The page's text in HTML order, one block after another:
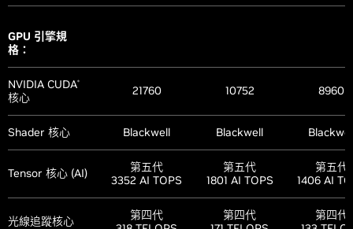
GPU 引擎規
格：
NVIDIA CUDA®
核心 21760 10752 8960
Shader 核心 Blackwell Blackwell
Tensor 核心 (AI)
第五代
3352 AI TOPS
第五代
1801 AI TOPS
第五代
1406 AI
光線追蹤核心
第四代
第四代
第四代